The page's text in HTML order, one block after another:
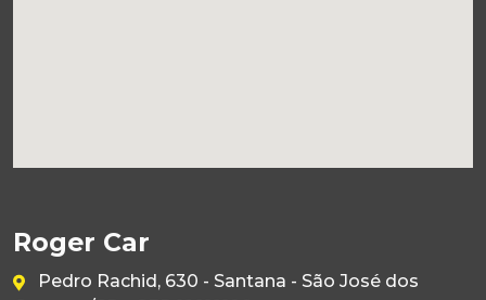
Roger Car
Pedro Rachid, 630 - Santana - São José dos